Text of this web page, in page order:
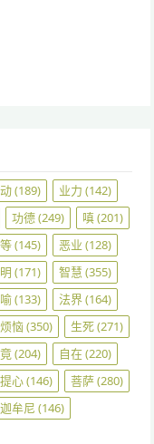
(189) 业力 (142)
功德(249) 嗔(201)
(145) 恶业 (128)
(171) 智慧 (355)
(133) 法界(164)
烦恼(350) 生死(271)
(204) 自在(220)
心(146) 菩萨(280)
牟尼 (146)